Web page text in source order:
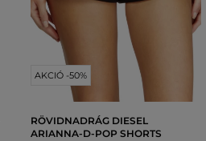
AKCIÓ -50%
RÖVIDNADRÁG DIESEL
ARIANNA-D-POP SHORTS